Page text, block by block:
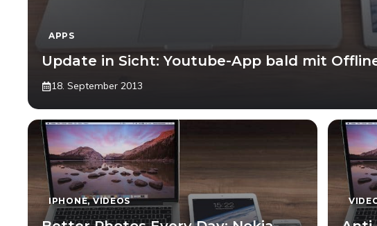
APPS
Update in Sicht: Youtube-App bald mit
18. September 2013
IPHONE,VIDEOS